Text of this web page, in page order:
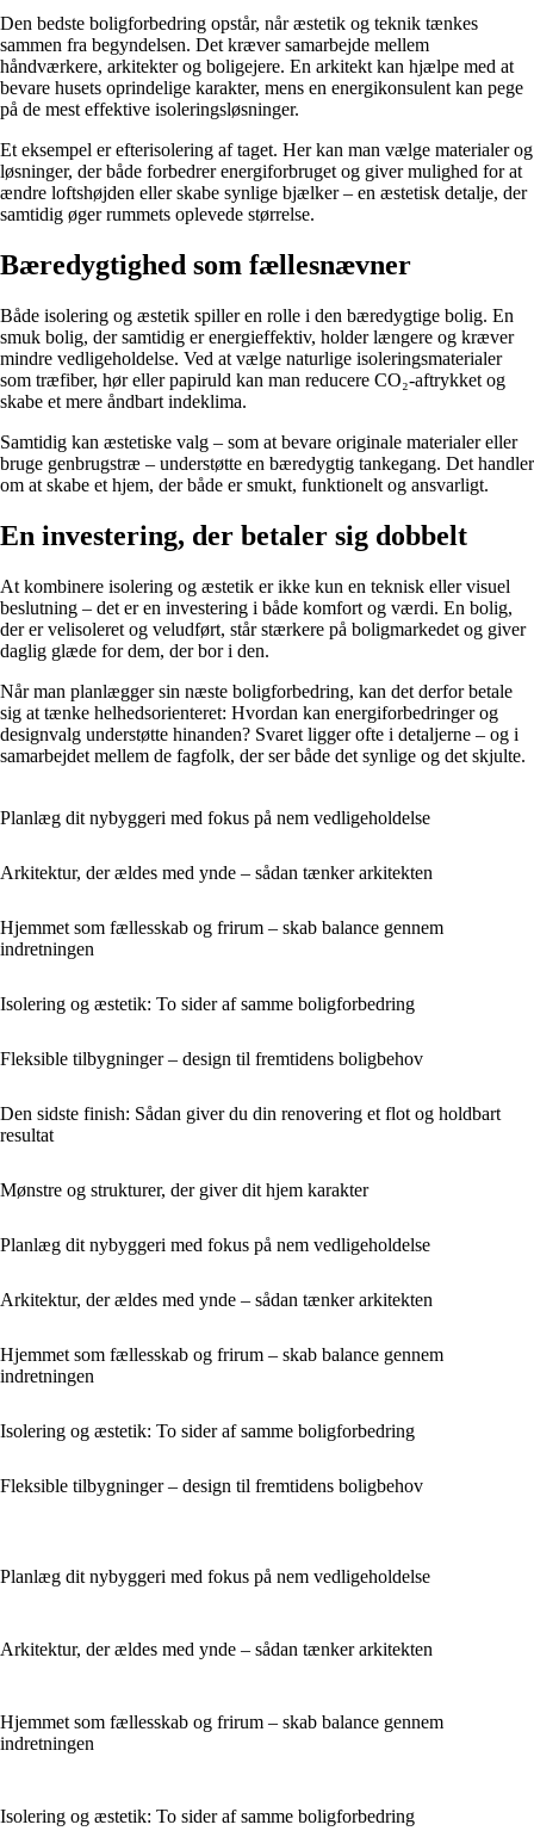
Den bedste boligforbedring opstår, når æstetik og teknik tænkes
sammen fra begyndelsen. Det kræver samarbejde mellem
håndværkere, arkitekter og boligejere. En arkitekt kan hjælpe med at
bevare husets oprindelige karakter, mens en energikonsulent kan pege
på de mest effektive isoleringsløsninger.
Et eksempel er efterisolering af taget. Her kan man vælge materialer og
løsninger, der både forbedrer energiforbruget og giver mulighed for at
ændre loftshøjden eller skabe synlige bjælker – en æstetisk detalje, der
samtidig øger rummets oplevede størrelse.
Bæredygtighed som fællesnævner
Både isolering og æstetik spiller en rolle i den bæredygtige bolig. En
smuk bolig, der samtidig er energieffektiv, holder længere og kræver
mindre vedligeholdelse. Ved at vælge naturlige isoleringsmaterialer
som træfiber, hør eller papiruld kan man reducere CO₂-aftrykket og
skabe et mere åndbart indeklima.
Samtidig kan æstetiske valg – som at bevare originale materialer eller
bruge genbrugstræ – understøtte en bæredygtig tankegang. Det handler
om at skabe et hjem, der både er smukt, funktionelt og ansvarligt.
En investering, der betaler sig dobbelt
At kombinere isolering og æstetik er ikke kun en teknisk eller visuel
beslutning – det er en investering i både komfort og værdi. En bolig,
der er velisoleret og veludført, står stærkere på boligmarkedet og giver
daglig glæde for dem, der bor i den.
Når man planlægger sin næste boligforbedring, kan det derfor betale
sig at tænke helhedsorienteret: Hvordan kan energiforbedringer og
designvalg understøtte hinanden? Svaret ligger ofte i detaljerne – og i
samarbejdet mellem de fagfolk, der ser både det synlige og det skjulte.
Planlæg dit nybyggeri med fokus på nem vedligeholdelse
Arkitektur, der ældes med ynde – sådan tænker arkitekten
Hjemmet som fællesskab og frirum – skab balance gennem
indretningen
Isolering og æstetik: To sider af samme boligforbedring
Fleksible tilbygninger – design til fremtidens boligbehov
Den sidste finish: Sådan giver du din renovering et flot og holdbart
resultat
Mønstre og strukturer, der giver dit hjem karakter
Planlæg dit nybyggeri med fokus på nem vedligeholdelse
Arkitektur, der ældes med ynde – sådan tænker arkitekten
Hjemmet som fællesskab og frirum – skab balance gennem
indretningen
Isolering og æstetik: To sider af samme boligforbedring
Fleksible tilbygninger – design til fremtidens boligbehov
Planlæg dit nybyggeri med fokus på nem vedligeholdelse
Arkitektur, der ældes med ynde – sådan tænker arkitekten
Hjemmet som fællesskab og frirum – skab balance gennem
indretningen
Isolering og æstetik: To sider af samme boligforbedring